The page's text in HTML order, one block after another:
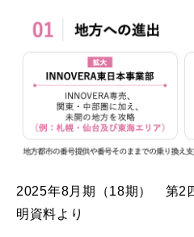
2025年8月期（18期） 第2
明資料より